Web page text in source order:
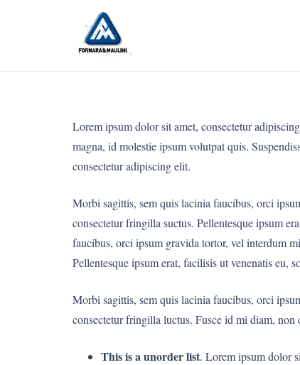
Lorem ipsum dolor sit amet, consectetur
magna, id molestie ipsum volutpat quis.
consectetur adipiscing elit.
Morbi sagittis, sem quis lacinia faucibus, orci
consectetur fringilla suctus. Pellentesque ipsum
faucibus, orci ipsum gravida tortor, vel interdum
Pellentesque ipsum erat, facilisis ut venenatis eu,
Morbi sagittis, sem quis lacinia faucibus, orci
consectetur fringilla luctus. Fusce id mi diam, non
This is a unorder list. Lorem ipsum dolor